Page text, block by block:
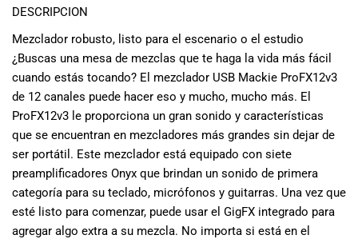
Nuestro equipo
de expertos en
música está
aquí para
ayudarte a
encontrar el
instrumento o
equipo de
audio
adecuado para
ti, y ofrecerte el
mejor servicio
DESCRIPCION
Mezclador robusto, listo para el escenario o el estudio
¿Buscas una mesa de mezclas que te haga la vida más fácil
cuando estás tocando? El mezclador USB Mackie ProFX12v3
de 12 canales puede hacer eso y mucho, mucho más. El
ProFX12v3 le proporciona un gran sonido y características
que se encuentran en mezcladores más grandes sin dejar de
ser portátil. Este mezclador está equipado con siete
preamplificadores Onyx que brindan un sonido de primera
categoría para su teclado, micrófonos y guitarras. Una vez que
esté listo para comenzar, puede usar el GigFX integrado para
agregar algo extra a su mezcla. No importa si está en el